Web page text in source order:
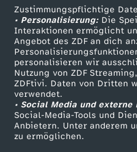
Zustimmungspflichtige
• Personalisierung:Die
Interaktionen ermöglicht
Angebot des ZDF an dich
personalisieren wir
Nutzung von ZDF
ZDFtivi. Daten von Dritten
verwendet.
• Social Media und externe
Social-Media-Tools und
Anbietern. Unter anderem
zu ermöglichen.
k
e
-
B
a
Livestreams
Sendungen A-Z
TV-Programm
ZDF Unternehmen
Karriere